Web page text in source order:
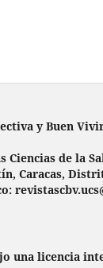
y Buen
Ciencias de la
Caracas,
una licencia